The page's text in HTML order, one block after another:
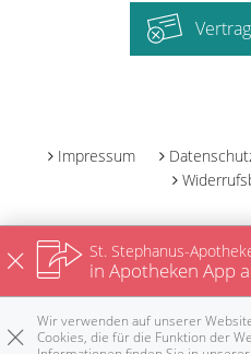
Impressum
St. Stephanus-
in Apotheken App
Wir verwenden auf unserer
Cookies, die für die Funktion der